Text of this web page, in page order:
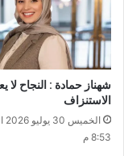
شهناز حمادة : النجاح لا
الاستنزاف
8:53 م